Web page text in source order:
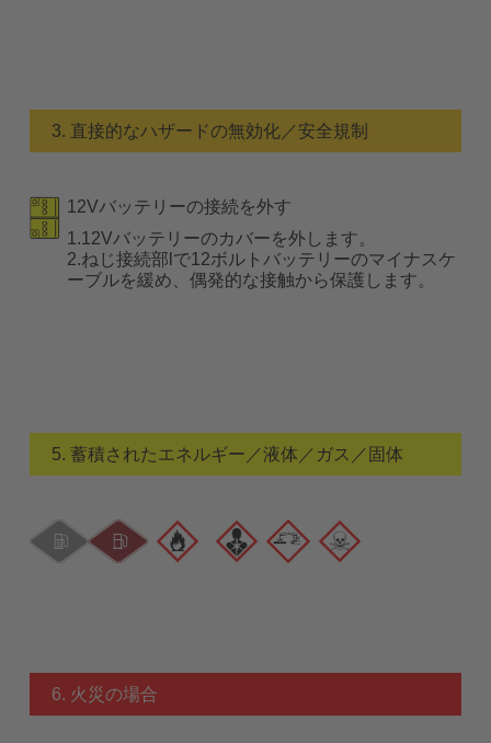
3. 直接的なハザードの無効化／安全規制
12Vバッテリーの接続を外す
1.12Vバッテリーのカバーを外します。
2.ねじ接続部lで12ボルトバッテリーのマイナスケ
ーブルを緩め、偶発的な接触から保護します。
5. 蓄積されたエネルギー／液体／ガス／固体
6. 火災の場合